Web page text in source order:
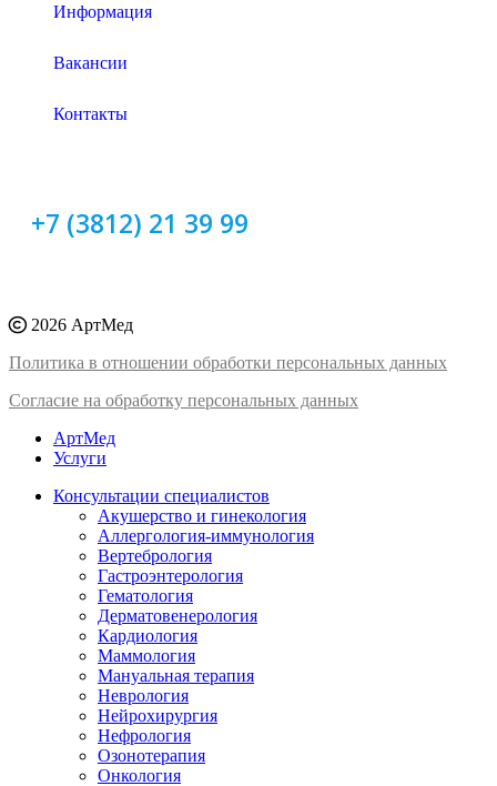
Информация
Вакансии
Контакты
+7 (3812) 21 39 99
2026 АртМед
Политика в отношении обработки персональных данных
Согласие на обработку персональных данных
АртМед
Услуги
Консультации специалистов
Акушерство и гинекология
Аллергология-иммунология
Вертебрология
Гастроэнтерология
Гематология
Дерматовенерология
Кардиология
Маммология
Мануальная терапия
Неврология
Нейрохирургия
Нефрология
Озонотерапия
Онкология